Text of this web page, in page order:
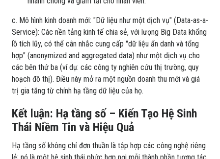
c. Mô hình kinh doanh mới: "Dữ liệu như một dịch vụ" (Data-as-a-
Service): Các nền tảng kinh tế chia sẻ, với lượng Big Data khổng
lồ tích lũy, có thể cân nhắc cung cấp "dữ liệu ẩn danh và tổng
hợp" (anonymized and aggregated data) như một dịch vụ cho
các bên thứ ba (ví dụ: các công ty nghiên cứu thị trường, quy
hoạch đô thị). Điều này mở ra một nguồn doanh thu mới và giá
trị gia tăng từ chính hạ tầng dữ liệu của họ.
Kết luận: Hạ tầng số – Kiến Tạo Hệ Sinh
Thái Niềm Tin và Hiệu Quả
Hạ tầng số không chỉ đơn thuần là tập hợp các công nghệ riêng
lẻ; nó là một hệ sinh thái phức hợp nơi mỗi thành phần tương tác